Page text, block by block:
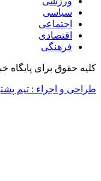
سیاسی
اجتماعی
اقتصادی
فرهنگی
حقوق برای پایگاه
و اجراء : تیم